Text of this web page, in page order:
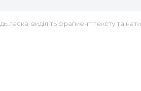
виділіть фрагмент тексту та